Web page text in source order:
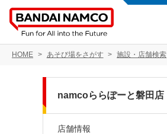
HOME あそび場をさがす 施設・店舗検索
namcoららぽーと磐田店
店舗情報